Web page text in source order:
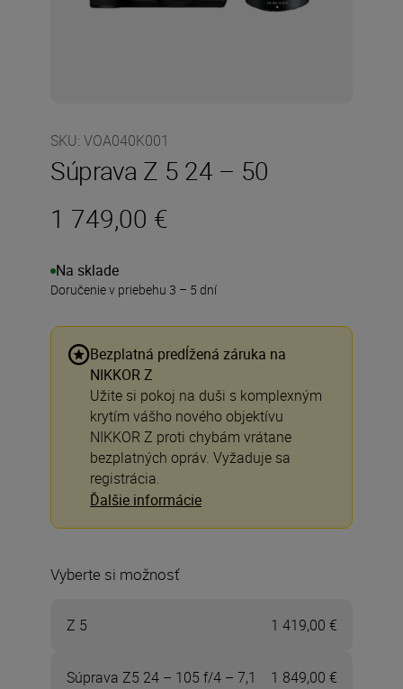
SKU: VOA040K001
Súprava Z 5 24 – 50
1 749,00 €
Na sklade
Doručenie v priebehu 3 – 5 dní
Bezplatná predĺžená záruka na
NIKKOR Z
Užite si pokoj na duši s komplexným
krytím vášho nového objektívu
NIKKOR Z proti chybám vrátane
bezplatných opráv. Vyžaduje sa
registrácia.
Ďalšie informácie
Vyberte si možnosť
Z 5 1 419,00 €
Súprava Z5 24 – 105 f/4 – 7,1 1 849,00 €